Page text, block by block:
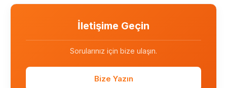
İletişime Geçin
Sorularınız için bize ulaşın.
Bize Yazın